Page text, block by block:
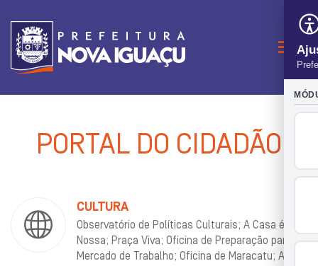
PORTAL DO CIDADÃO
CULTURA
Observatório de Políticas Culturais; A Casa é
Nossa; Praça Viva; Oficina de Preparação para o
Mercado de Trabalho; Oficina de Maracatu; Aulas